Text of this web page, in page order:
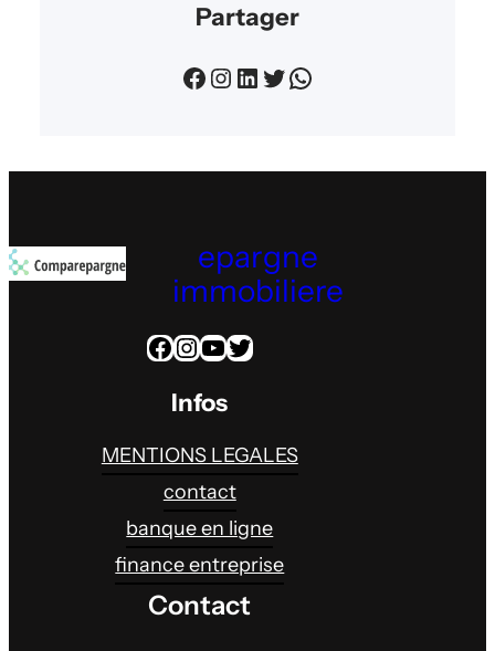
Partager
Facebook Instagram LinkedIn Twitter WhatsApp
epargne
immobiliere
Facebook InstagramYouTube Twitter
Infos
MENTIONS LEGALES
contact
banque en ligne
finance entreprise
Contact